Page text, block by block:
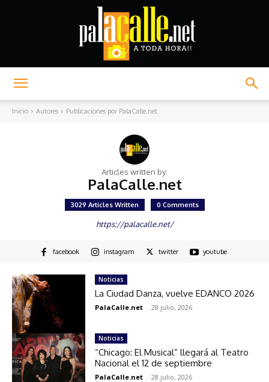
Inicio Autores Publicaciones por PalaCalle.net
Articles written by:
PalaCalle.net
3029 Articles Written 0 Comments
https://palacalle.net/
facebook instagram twitter youtube
Noticias
La Ciudad Danza, vuelve EDANCO 2026
PalaCalle.net - 28 julio, 2026
Noticias
“Chicago: El Musical” llegará al Teatro
Nacional el 12 de septiembre
PalaCalle.net - 28 julio, 2026